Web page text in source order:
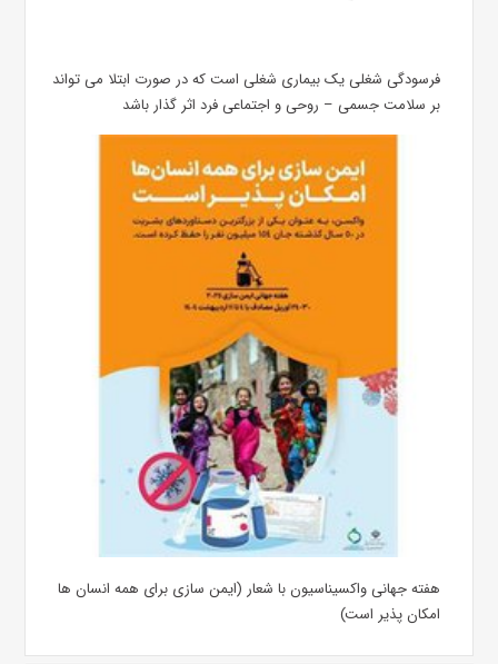
فرسودگی شغلی یک بیماری شغلی است که در صورت ابتلا می تواند
بر سلامت جسمی – روحی و اجتماعی فرد اثر گذار باشد
هفته جهانی واکسیناسیون با شعار (ایمن سازی برای همه انسان ها
امکان پذیر است)